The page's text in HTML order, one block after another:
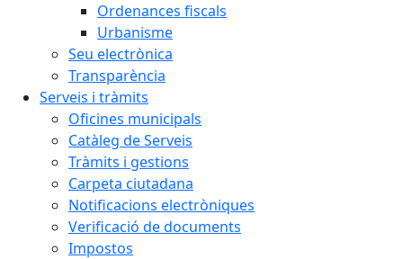
Ordenances fiscals
Urbanisme
Seu electrònica
Transparència
Serveis i tràmits
Oficines municipals
Catàleg de Serveis
Tràmits i gestions
Carpeta ciutadana
Notificacions electròniques
Verificació de documents
Impostos